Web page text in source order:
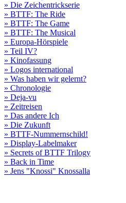
» Die Zeichentrickserie
» BTTF: The Ride
» BTTF: The Game
» BTTF: The Musical
» Europa-Hörspiele
» Teil IV?
» Kinofassung
» Logos international
» Was haben wir gelernt?
» Chronologie
» Deja-vu
» Zeitreisen
» Das andere Ich
» Die Zukunft
» BTTF-Nummernschild!
» Display-Labelmaker
» Secrets of BTTF Trilogy
» Back in Time
» Jens "Knossi" Knossalla